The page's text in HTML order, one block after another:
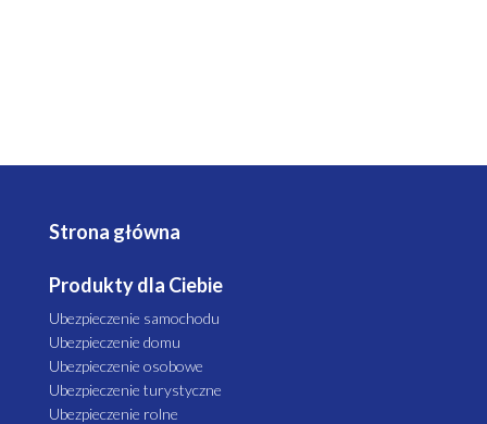
Strona główna
Produkty dla Ciebie
Ubezpieczenie samochodu
Ubezpieczenie domu
Ubezpieczenie osobowe
Ubezpieczenie turystyczne
Ubezpieczenie rolne